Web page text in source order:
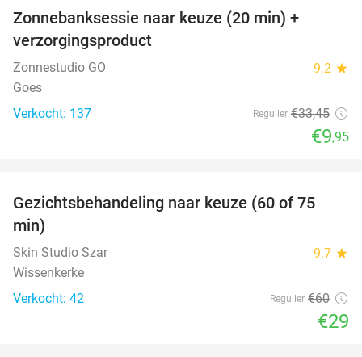
Zonnebanksessie naar keuze (20 min) +
verzorgingsproduct
Zonnestudio GO 9.2 star
Goes
Verkocht: 137
Regulier €33,45
€9,95
52%
Gezichtsbehandeling naar keuze (60 of 75
min)
Skin Studio Szar 9.7 star
Wissenkerke
Verkocht: 42
Regulier €60
€29